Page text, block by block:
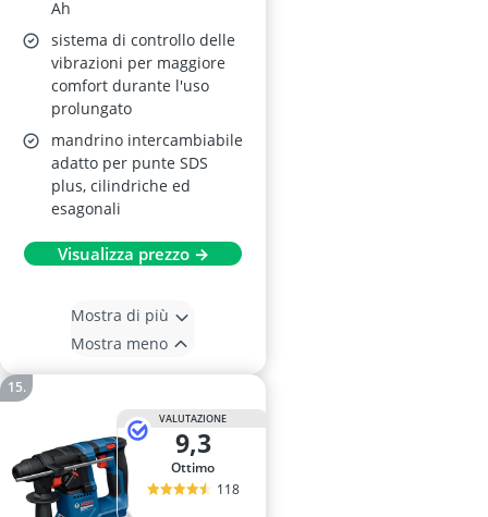
Ah
sistema di controllo delle
vibrazioni per maggiore
comfort durante l'uso
prolungato
mandrino intercambiabile
adatto per punte SDS
plus, cilindriche ed
esagonali
Visualizza prezzo →
Mostra di più
Mostra meno
VALUTAZIONE
9,3
Ottimo
118